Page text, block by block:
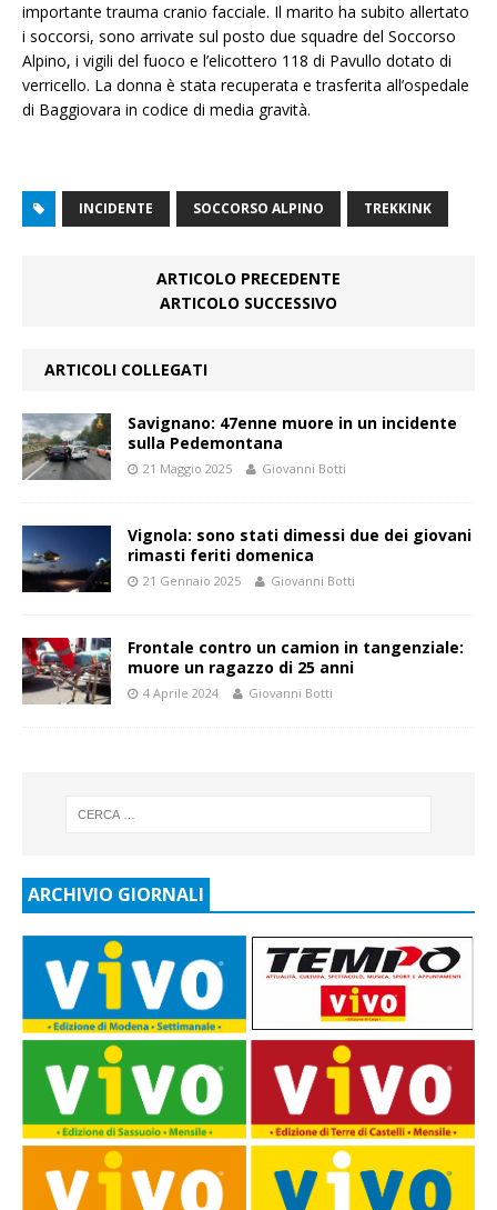
importante trauma cranio facciale. Il marito ha subito allertato
i soccorsi, sono arrivate sul posto due squadre del Soccorso
Alpino, i vigili del fuoco e l’elicottero 118 di Pavullo dotato di
verricello. La donna è stata recuperata e trasferita all’ospedale
di Baggiovara in codice di media gravità.
INCIDENTE SOCCORSO ALPINO TREKKINK
ARTICOLO PRECEDENTE
ARTICOLO SUCCESSIVO
ARTICOLI COLLEGATI
Savignano: 47enne muore in un incidente
sulla Pedemontana
21 Maggio 2025 Giovanni Botti
Vignola: sono stati dimessi due dei giovani
rimasti feriti domenica
21 Gennaio 2025 Giovanni Botti
Frontale contro un camion in tangenziale:
muore un ragazzo di 25 anni
4 Aprile 2024 Giovanni Botti
ARCHIVIO GIORNALI